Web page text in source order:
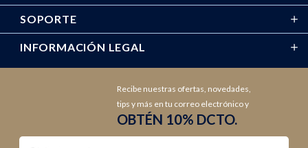
SOPORTE
INFORMACIÓN LEGAL
Recibe nuestras ofertas, novedades,
tips y más en tu correo electrónico y
OBTÉN 10% DCTO.
Nombre